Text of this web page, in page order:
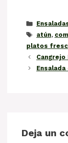
Categorías
Etiquetas
atún,
platos
Deja un